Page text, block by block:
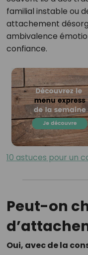
familial instable ou
attachement
ambivalence
confiance.
10 astuces pour un
Peut-on
Oui, avec de la